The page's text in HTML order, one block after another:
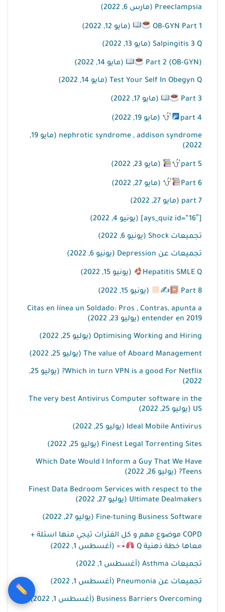
Preeclampsia (مارس 6, 2022)
OB-GYN Part 1 (مايو 12, 2022)
Salpingitis 3 Q (مايو 13, 2022)
(OB-GYN) Part 2 (مايو 14, 2022)
Test Your Self In Obegyn Q (مايو 14, 2022)
Part 3 (مايو 17, 2022)
part 4 (مايو 19, 2022)
nephrotic syndrome , addison syndrome (مايو 19,
2022)
part 5 (مايو 23, 2022)
Part 6 (مايو 27, 2022)
part 7 (مايو 27, 2022)
[ays_quiz id=”16″] (يونيو 4, 2022)
تجميعات Shock (يونيو 6, 2022)
تجميعات عن Depression (يونيو 6, 2022)
Hepatitis SMLE Q (يونيو 15, 2022)
Part 8
✍ (يونيو 15, 2022)
Citas en línea un Soldado: Pros , Contras, apunta a
entender en 2019 (يوليو 23, 2022)
Optimising Working and Hiring (يوليو 25, 2022)
The value of Aboard Management (يوليو 25, 2022)
Which in turn VPN is a good For Netflix? (يوليو 25,
2022)
The very best Antivirus Computer software in the
US (يوليو 25, 2022)
Ideal Mobile Antivirus (يوليو 25, 2022)
Finest Legal Torrenting Sites (يوليو 25, 2022)
Which Date Would I Inform a Guy That We Have
Teens? (يوليو 26, 2022)
Finest Data Bedroom Services with respect to the
Ultimate Dealmakers (يوليو 27, 2022)
Fine-tuning Business Software (يوليو 27, 2022)
COPD موضوع مهم و كل الفترات تيجي منها اسئلة +
معاها خطة ذهنية Q
(أغسطس 1, 2022)
تجميعات Asthma (أغسطس 1, 2022)
تجميعات عن Pneumonia (أغسطس 1, 2022)
Business Barriers Overcoming (أغسطس 1, 2022)